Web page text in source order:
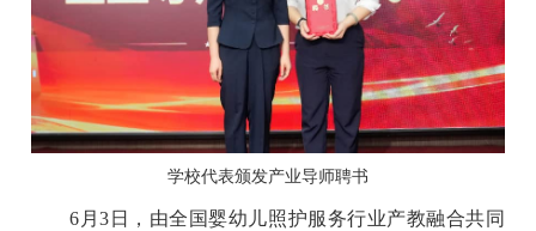
学校代表颁发产业导师聘书
6月3日，由全国婴幼儿照护服务行业产教融合共同